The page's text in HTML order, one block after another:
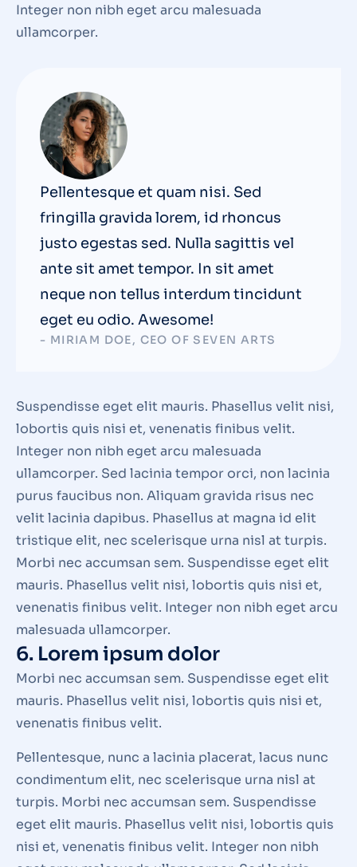
Integer non nibh eget arcu malesuada
ullamcorper.
Pellentesque et quam nisi. Sed
fringilla gravida lorem, id rhoncus
justo egestas sed. Nulla sagittis vel
ante sit amet tempor. In sit amet
neque non tellus interdum tincidunt
eget eu odio. Awesome!
- MIRIAM DOE, CEO OF SEVEN ARTS
Suspendisse eget elit mauris. Phasellus velit nisi,
lobortis quis nisi et, venenatis finibus velit.
Integer non nibh eget arcu malesuada
ullamcorper. Sed lacinia tempor orci, non lacinia
purus faucibus non. Aliquam gravida risus nec
velit lacinia dapibus. Phasellus at magna id elit
tristique elit, nec scelerisque urna nisl at turpis.
Morbi nec accumsan sem. Suspendisse eget elit
mauris. Phasellus velit nisi, lobortis quis nisi et,
venenatis finibus velit. Integer non nibh eget arcu
malesuada ullamcorper.
6. Lorem ipsum dolor
Morbi nec accumsan sem. Suspendisse eget elit
mauris. Phasellus velit nisi, lobortis quis nisi et,
venenatis finibus velit.
Pellentesque, nunc a lacinia placerat, lacus nunc
condimentum elit, nec scelerisque urna nisl at
turpis. Morbi nec accumsan sem. Suspendisse
eget elit mauris. Phasellus velit nisi, lobortis quis
nisi et, venenatis finibus velit. Integer non nibh